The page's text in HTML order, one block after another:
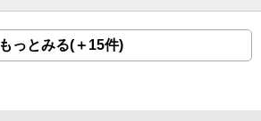
もっとみる(＋15件)